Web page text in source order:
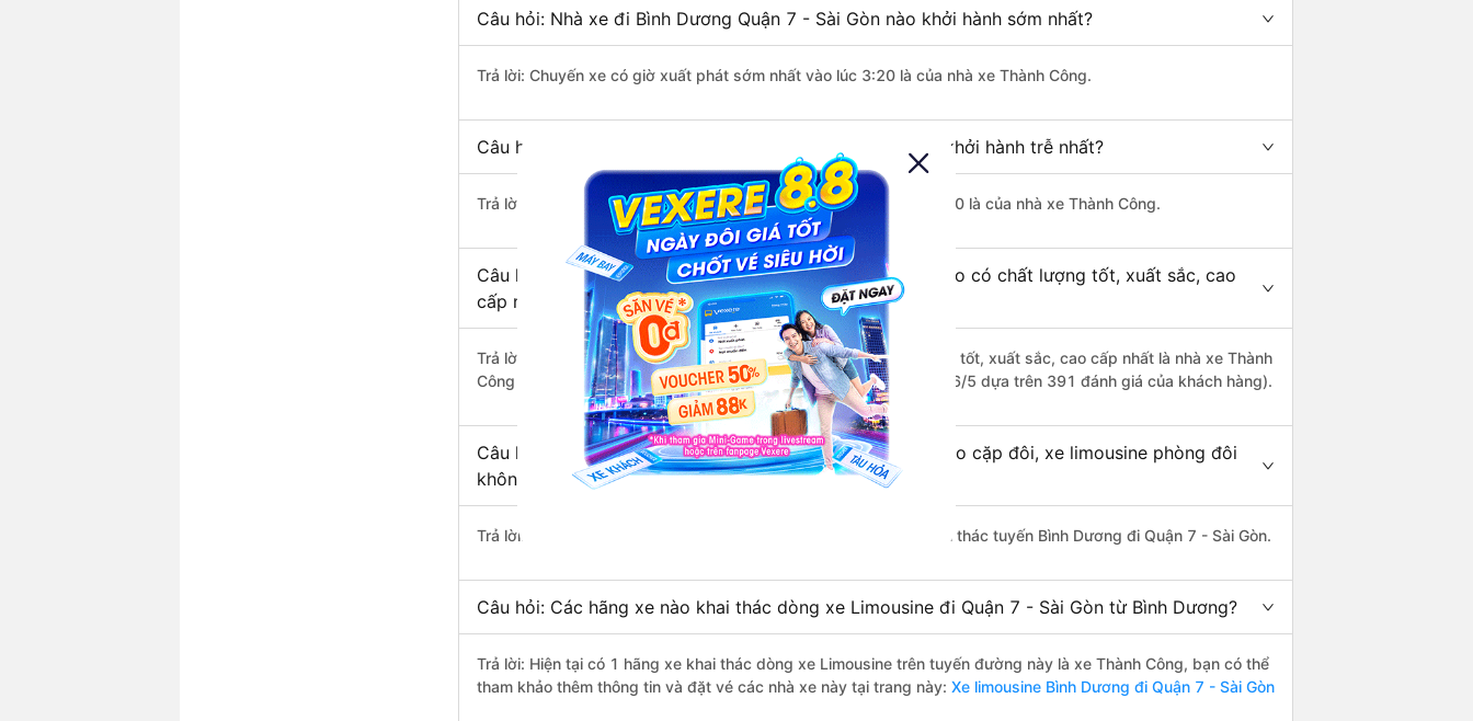
Câu hỏi: Nhà xe đi Bình Dương Quận 7 - Sài Gòn nào khởi hành sớm nhất?
Trả lời: Chuyến xe có giờ xuất phát sớm nhất vào lúc 3:20 là của nhà xe Thành Công.
Câu hỏi: Nhà xe đi Quận 7 - Sài Gòn từ Bình Dương nào khởi hành trễ nhất?
Trả lời: Chuyến xe có giờ xuất phát trễ (muộn) nhất là vào lúc 17:50 là của nhà xe Thành Công.
Câu hỏi: Review xe đi Quận 7 - Sài Gòn từ Bình Dương nào có chất lượng tốt, xuất sắc, cao
cấp nhất?
Trả lời: Những hãng xe đi Bình Dương Quận 7 - Sài Gòn chất lượng tốt, xuất sắc, cao cấp nhất là nhà xe Thành
Công đi Quận 7 - Sài Gòn từ Bình Dương với điểm chất lượng là 4.6/5 dựa trên 391 đánh giá của khách hàng).
Câu hỏi: Có loại xe Bình Dương Quận 7 - Sài Gòn dành cho cặp đôi, xe limousine phòng đôi
không?
Trả lời: Hiện tại chưa có nhà xe nào có loại xe giường nằm đôi khai thác tuyến Bình Dương đi Quận 7 - Sài Gòn.
Câu hỏi: Các hãng xe nào khai thác dòng xe Limousine đi Quận 7 - Sài Gòn từ Bình Dương?
Trả lời: Hiện tại có 1 hãng xe khai thác dòng xe Limousine trên tuyến đường này là xe Thành Công, bạn có thể
tham khảo thêm thông tin và đặt vé các nhà xe này tại trang này: Xe limousine Bình Dương đi Quận 7 - Sài Gòn